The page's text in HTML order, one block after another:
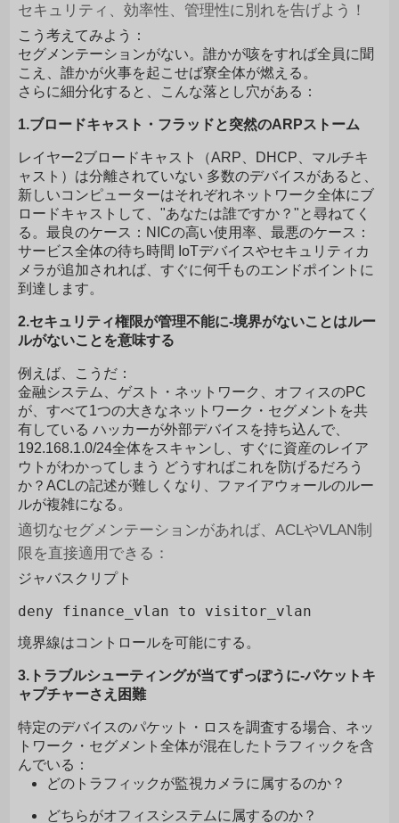
セキュリティ、効率性、管理性に別れを告げよう！
こう考えてみよう：
セグメンテーションがない。誰かが咳をすれば全員に聞
こえ、誰かが火事を起こせば寮全体が燃える。
さらに細分化すると、こんな落とし穴がある：
1.ブロードキャスト・フラッドと突然のARPストーム
レイヤー2ブロードキャスト（ARP、DHCP、マルチキ
ャスト）は分離されていない 多数のデバイスがあると、
新しいコンピューターはそれぞれネットワーク全体にブ
ロードキャストして、"あなたは誰ですか？"と尋ねてく
る。最良のケース：NICの高い使用率、最悪のケース：
サービス全体の待ち時間 IoTデバイスやセキュリティカ
メラが追加されれば、すぐに何千ものエンドポイントに
到達します。
2.セキュリティ権限が管理不能に-境界がないことはルー
ルがないことを意味する
例えば、こうだ：
金融システム、ゲスト・ネットワーク、オフィスのPC
が、すべて1つの大きなネットワーク・セグメントを共
有している ハッカーが外部デバイスを持ち込んで、
192.168.1.0/24全体をスキャンし、すぐに資産のレイア
ウトがわかってしまう どうすればこれを防げるだろう
か？ACLの記述が難しくなり、ファイアウォールのルー
ルが複雑になる。
適切なセグメンテーションがあれば、ACLやVLAN制
限を直接適用できる：
ジャバスクリプト
境界線はコントロールを可能にする。
3.トラブルシューティングが当てずっぽうに-パケットキ
ャプチャーさえ困難
特定のデバイスのパケット・ロスを調査する場合、ネッ
トワーク・セグメント全体が混在したトラフィックを含
んでいる：
どのトラフィックが監視カメラに属するのか？
どちらがオフィスシステムに属するのか？